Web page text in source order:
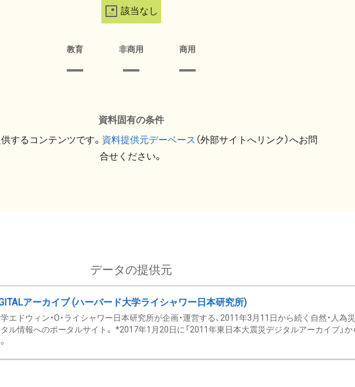
該当なし
教育 非商用 商用
資料固有の条件
するコンテンツです。 資料提供元デーベース （外部サイトへリンク）へお問
合せください。
データの提供元
アーカイブ (ハーバード大学ライシャワー日本研究所)
エドウィン・O・ライシャワー日本研究所が企画・運営する、2011年3月11日から続く自然・人為
ル情報へのポータルサイト。 *2017年1月20日に「2011年東日本大震災デジタルアーカイブ」か